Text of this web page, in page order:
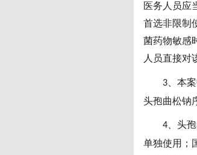
医务人员应
首选非限制
菌药物敏感
人员直接对
3 、本
头孢曲松钠
4 、头
单独使用；